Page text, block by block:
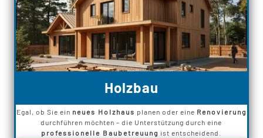
Holzbau
Egal, ob Sie ein neues Holzhaus planen oder eine Renovierung
durchführen möchten – die Unterstützung durch eine
professionelle Baubetreuung ist entscheidend.